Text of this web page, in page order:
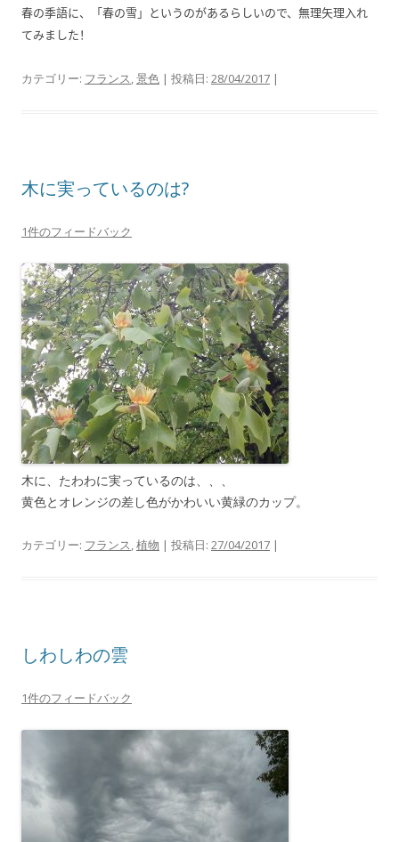
春の季語に、「春の雪」というのがあるらしいので、無理矢理入れ
てみました！
カテゴリー: フランス,景色 | 投稿日: 28/04/2017 |
木に実っているのは?
1件のフィードバック
木に、たわわに実っているのは、、、
黄色とオレンジの差し色がかわいい黄緑のカップ。
カテゴリー: フランス,植物 | 投稿日: 27/04/2017 |
しわしわの雲
1件のフィードバック